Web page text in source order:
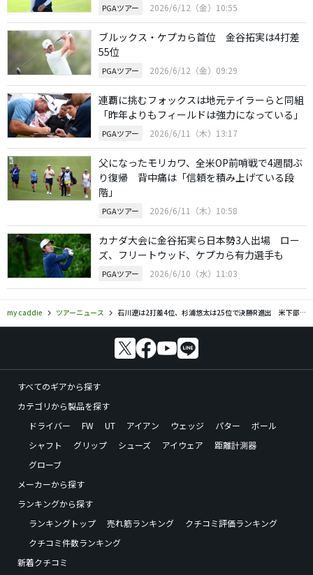
PGAツアー 2026/6/12（金）10:55
ブルックス・ケプカら首位 金谷拓実は4打差
55位
PGAツアー 2026/6/12（金）09:29
連覇に挑むフォックスは地元テイラーらと同組
「昨年よりもフィールドは強力になっている」
PGAツアー 2026/6/11（木）13:17
父になったモリカワ、全米OP前哨戦で4週間ぶ
り復帰 背中痛は「信頼を積み上げている段
階」
PGAツアー 2026/6/11（木）10:58
カナダ大会に金谷拓実ら日本勢3人出場 ロー
ズ、フリートウッド、ケプカら有力選手も
PGAツアー 2026/6/10（水）11:03
my caddie ツアーニュース 石川遼は2打差4位、杉浦悠太は25位で決勝R進出 米下部ツアー
すべてのギアから探す
カテゴリから製品を探す
ドライバー
FW UT アイアン ウェッジ パター
ボール
シャフト
グリップ シューズ アイウェア
距離計測器
グローブ
メーカーから探す
ランキングから探す
ランキングトップ
売れ筋ランキング
クチコミ評価ランキング
クチコミ件数ランキング
新着クチコミ